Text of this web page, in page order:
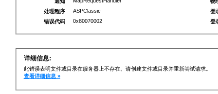
处理程序
ASPClassic
错误代码
0x80070002
登
登
详细信息:
此错误表明文件或目录在服务器上不存在。请创建文件或目录并重新尝试请求。
查看详细信息 »